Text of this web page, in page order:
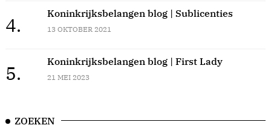
4.
Koninkrijksbelangen blog | Sublicenties
13 OKTOBER 2021
5.
Koninkrijksbelangen blog | First Lady
21 MEI 2023
ZOEKEN